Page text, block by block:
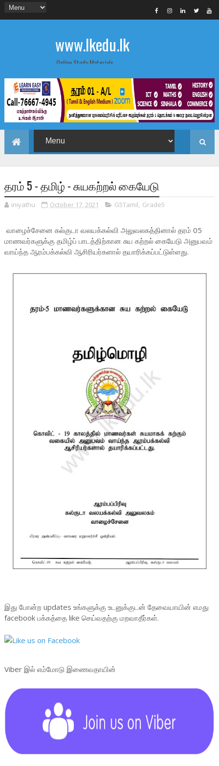
www.lkedu.lk
Online Study Materials
தரம் 5 - தமிழ் - சுயகற்றல் கையேடு
iniyathu October 17, 2021 G5Tamil, Grade5
வாழைச்சேனை கல்குடா வலயக்கல்வி அலுவலகத்தினால் தரம் 05
மாணவர்களுக்கு தமிழ்ப் பாடத்திற்கான சுய கற்றல் கையேடு அனுபவம்
வாய்ந்த ஆரம்பக்கல்வி ஆசிரியர்களால் தயாரிக்கப்பட்டுள்ளது.
இது போன்ற updates உங்களுக்கு உடனுக்குடன் தேவையாயின் எமது
facebook பக்கத்தை like செய்வதற்கு மறவாதீர்கள்.
Viber இல் எம்மோடு இணைவதாயின்